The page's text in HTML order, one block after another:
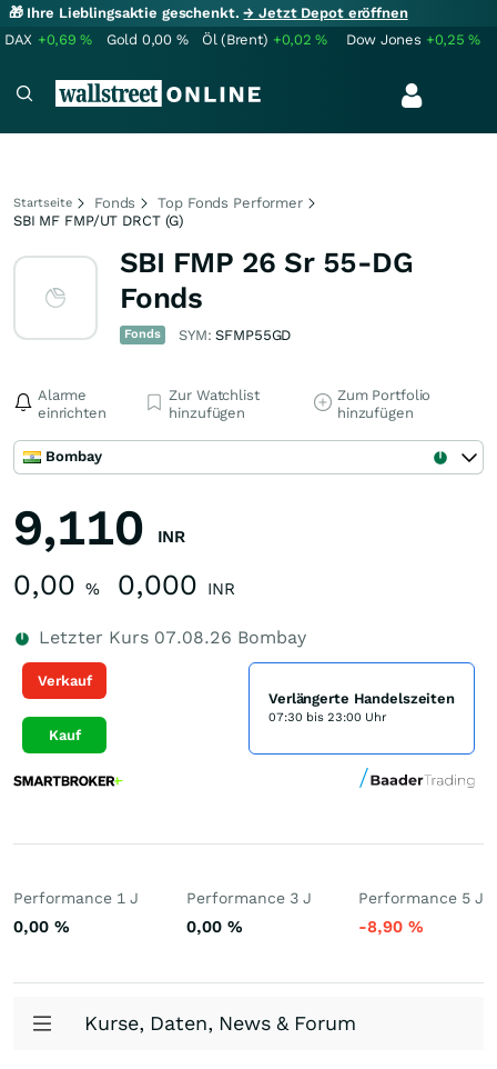
🎁 Ihre Lieblingsaktie geschenkt.→ Jetzt Depot eröffnen
DAX +0,69% Gold 0,00 % Öl (Brent) +0,02% Dow Jones +0,25%
Startseite Fonds
Top Fonds Performer
SBI MF FMP/UT DRCT (G)
SBI FMP 26 Sr 55-DG
Fonds
Fonds SYM:SFMP55GD
Alarme
einrichten
Zur Watchlist
hinzufügen
Zum Portfolio
hinzufügen
Bombay
9,110 INR
0,00 % 0,000 INR
Letzter Kurs 07.08.26 Bombay
Verkauf
Kauf
Verlängerte Handelszeiten
07:30 bis 23:00 Uhr
Performance 1 J
0,00 %
Performance 3 J
0,00 %
Performance 5 J
-8,90 %
Kurse, Daten, News & Forum